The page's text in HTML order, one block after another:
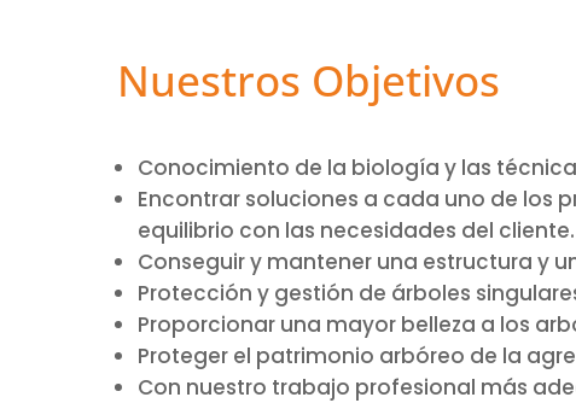
Nuestros Objetivos
Conocimiento de la biología y las
Encontrar soluciones a cada uno de los
equilibrio con las necesidades del cliente.
Conseguir y mantener una estructura y
Protección y gestión de árboles
Proporcionar una mayor belleza a los
Proteger el patrimonio arbóreo de la
Con nuestro trabajo profesional más